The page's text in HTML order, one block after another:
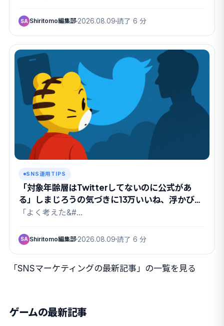
SA Shiritomo編集部 2026.08.09 読了 6 分
SNS運用TIPS
「対象年齢層はTwitterしてないのに公式があ
る」しまじろうの気づきに13万いいね、浮かび上
がった”親というパトロン”
「よく考えた&#…
SA Shiritomo編集部 2026.08.09 読了 6 分
「SNSマーケティングの最新記事」の一覧を見る
ゲームの最新記事